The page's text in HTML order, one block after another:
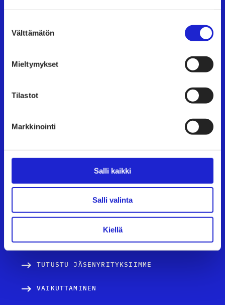
valinta
Välttämätön
Mieltymykset
Tilastot
Markkinointi
Salli kaikki
Salli valinta
Kiellä
Tutustu meihin tarkemmin
TAPAHTUMAT
UUTISHUONE
TULE JÄSENEKSI
TEKSTIILI- JA MUOTIALA SUOMESSA
PALVELUT JA TIETOA YRITYKSILLE
TUTUSTU JÄSENYRITYKSIIMME
VAIKUTTAMINEN